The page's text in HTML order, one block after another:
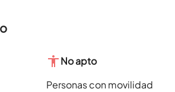
No apto
Personas con movilidad